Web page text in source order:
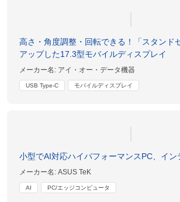
高さ・角度調整・回転できる！「スタンド
アップした17.3型モバイルディスプレイ
メーカー名: アイ・オー・データ機器
USB Type-C モバイルディスプレイ
小型でAI対応ハイパフォーマンスPC、イン
メーカー名:ASUS TeK
AI PC/エッジコンピュータ